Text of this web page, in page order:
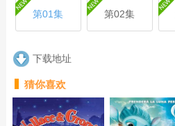
险。身边
还有爱耍小
在解决问
度，还总
第01集 第02集
下载地址
猜你喜欢